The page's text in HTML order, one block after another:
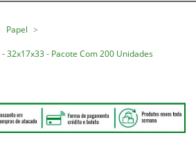
Papel
32x17x33 - Pacote Com 200 Unidades